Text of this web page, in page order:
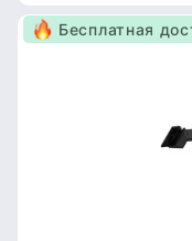
Бесплатная